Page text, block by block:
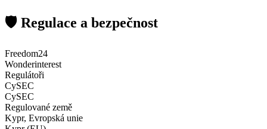
🛡️ Regulace a bezpečnost
Freedom24
Wonderinterest
Regulátoři
CySEC
CySEC
Regulované země
Kypr, Evropská unie